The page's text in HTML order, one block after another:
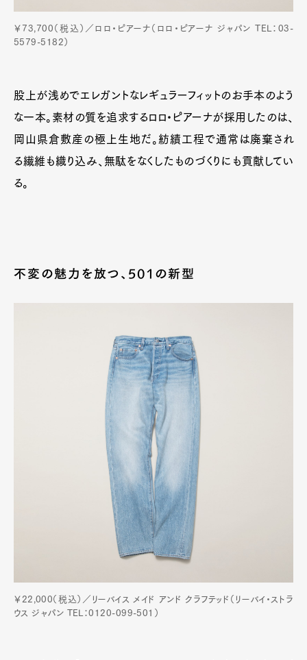
￥73,700（税込）／ロロ・ピアーナ（ロロ・ピアーナ ジャパン TEL：03-
5579-5182）
股上が浅めでエレガントなレギュラーフィットのお手本のよう
な一本。素材の質を追求するロロ・ピアーナが採用したのは、
岡山県倉敷産の極上生地だ。紡績工程で通常は廃棄され
る繊維も織り込み、無駄をなくしたものづくりにも貢献してい
る。
不変の魅力を放つ、501の新型
￥22,000（税込）／リーバイス メイド アンド クラフテッド（リーバイ・ストラ
ウス ジャパン TEL：0120-099-501）